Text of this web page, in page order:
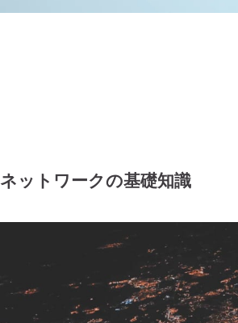
ネットワークの基礎知識